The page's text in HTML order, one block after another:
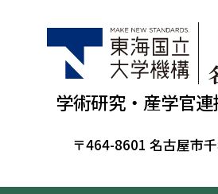
学術研究・産学官
〒464-8601 名古屋市